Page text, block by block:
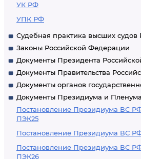
УК РФ
УПК РФ
Судебная практика высших судов
Законы Российской Федерации
Документы Президента
Документы Правительства
Документы органов
Документы Президиума и
Постановление Президиума ВС РФ
ПЭК25
Постановление Президиума ВС РФ
Постановление Президиума ВС РФ
ПЭК26